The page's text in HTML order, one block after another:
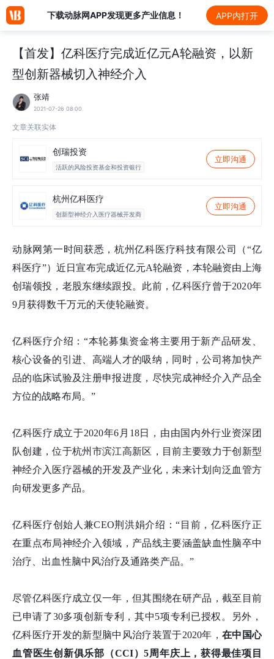
下载动脉网APP发现更多产业信息！ APP内打开
【首发】亿科医疗完成近亿元A轮融资，以新
型创新器械切入神经介入
张靖
2021-07-26 08:00
文章关联实体
创瑞投资
活跃的风险投资基金和投资银行
立即沟通
杭州亿科医疗
创新型神经介入医疗器械开发商
立即沟通
动脉网第一时间获悉，杭州亿科医疗科技有限公司（“亿
科医疗”）近日宣布完成近亿元A轮融资，本轮融资由上海
创瑞领投，老股东继续跟投。此前，亿科医疗曾于2020年
9月获得数千万元的天使轮融资。
亿科医疗介绍：“本轮募集资金将主要用于新产品研发、
核心设备的引进、高端人才的吸纳，同时，公司将加快产
品的临床试验及注册申报进度，尽快完成神经介入产品全
方位的战略布局。”
亿科医疗成立于2020年6月18日，由由国内外行业资深团
队创建，位于杭州市滨江高新区，目前主要致力于创新型
神经介入医疗器械的开发及产业化，未来计划向泛血管方
向研发更多产品。
亿科医疗创始人兼CEO荆洪娟介绍：“目前，亿科医疗正
在重点布局神经介入领域，产品线主要涵盖缺血性脑卒中
治疗、出血性脑中风治疗及通路类产品。”
尽管亿科医疗成立仅一年，但其围绕在研产品，截至目前
已申请了30多项创新专利，其中5项专利已授权。另外，
亿科医疗开发的新型脑中风治疗装置于2020年， 在中国心
血管医生创新俱乐部（CCI）5周年庆上，获得最佳项目